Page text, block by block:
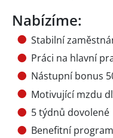
Nabízíme:
Stabilní
Práci na hlavní
Nástupní bonus
Motivující mzdu
5 týdnů dovolené
Benefitní program